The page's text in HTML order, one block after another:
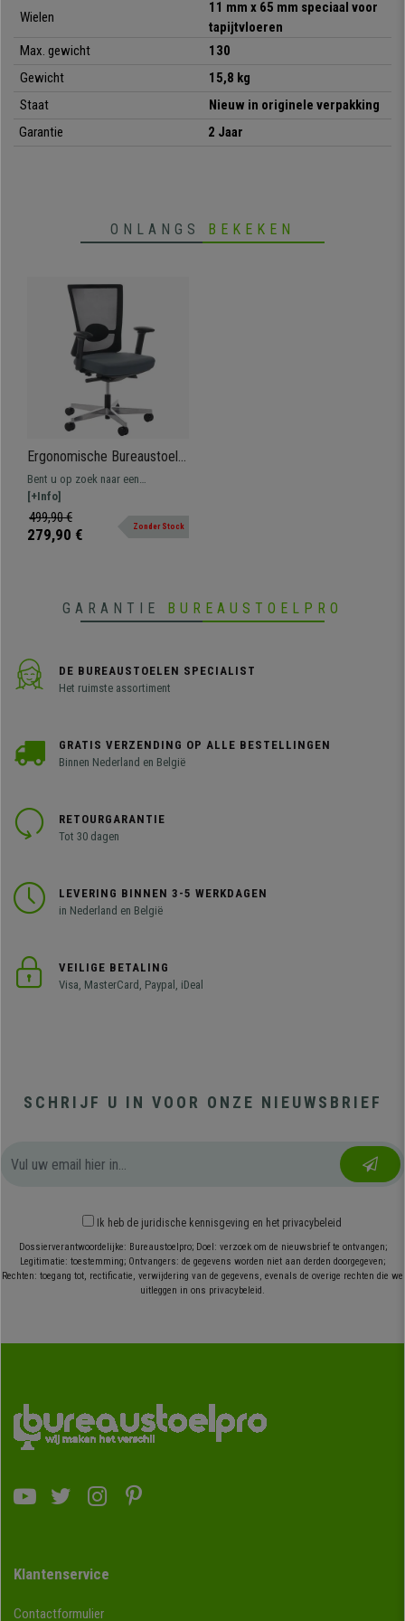
Wielen
11 mm x 65 mm speciaal voor
tapijtvloeren
Max. gewicht
130
Gewicht
15,8 kg
Staat
Nieuw in originele verpakking
Garantie
2 Jaar
ONLANGS BEKEKEN
Ergonomische Bureaustoel
NIJL, 100% verstelbaar,
Uitstekende Kwaliteit,
Gebruik 8 uur, Grijs
Bent u op zoek naar een
kwaliteitsstoel waar niets aan
ontbreekt? Dit model is volledig
verstelbaar en voldoet aan strenge
[+Info]
499,90 €
279,90 € Zonder Stock
GARANTIE BUREAUSTOELPRO
DE BUREAUSTOELEN SPECIALIST
Het ruimste assortiment
GRATIS VERZENDING OP ALLE BESTELLINGEN
Binnen Nederland en België
RETOURGARANTIE
Tot 30 dagen
LEVERING BINNEN 3-5 WERKDAGEN
in Nederland en België
VEILIGE BETALING
Visa, MasterCard, Paypal, iDeal
SCHRIJF U IN VOOR ONZE NIEUWSBRIEF
Ik heb de juridische kennisgeving en het privacybeleid
Dossierverantwoordelijke: Bureaustoelpro; Doel: verzoek om de nieuwsbrief te ontvangen;
Legitimatie: toestemming; Ontvangers: de gegevens worden niet aan derden doorgegeven;
Rechten: toegang tot, rectificatie, verwijdering van de gegevens, evenals de overige rechten die we
uitleggen in ons privacybeleid.
Klantenservice
Contactformulier